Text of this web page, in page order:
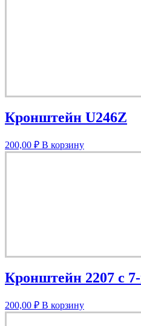
Кронштейн U246Z
200,00 ₽ В корзину
Кронштейн 2207 с
200,00 ₽ В корзину